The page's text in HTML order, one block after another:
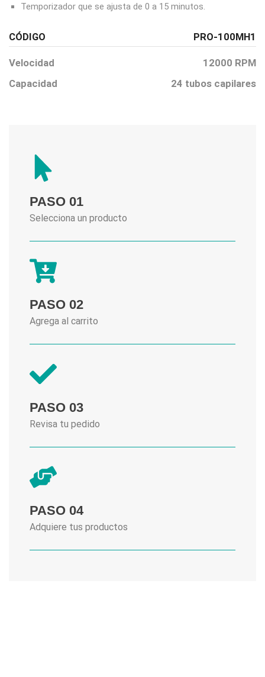
Temporizador que se ajusta de 0 a 15 minutos.
CÓDIGO PRO-100MH1
Velocidad
12000 RPM
Capacidad
24 tubos capilares
PASO 01
Selecciona un producto
PASO 02
Agrega al carrito
PASO 03
Revisa tu pedido
PASO 04
Adquiere tus productos